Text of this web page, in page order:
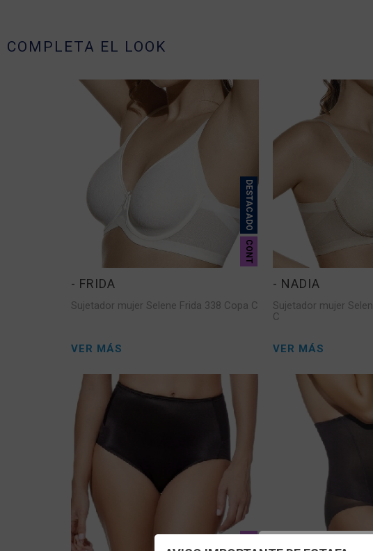
COMPLETA EL LOOK
DESTACADO
CONT
- FRIDA
Sujetador mujer Selene Frida 338 Copa C
VER MÁS
- NADIA
Sujetador mujer
C
VER MÁS
CONT